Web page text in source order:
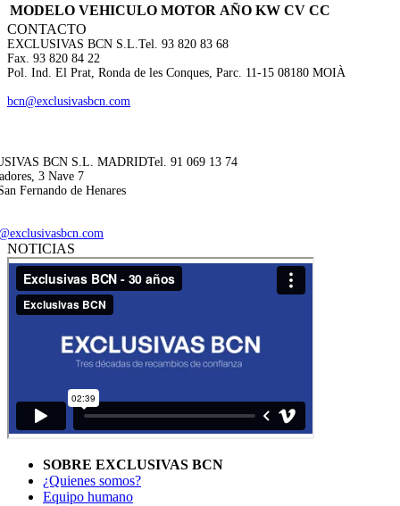
MODELO VEHICULO MOTOR AÑO KW CV CC
CONTACTO
EXCLUSIVAS BCN S.L. Tel. 93 820 83 68
Fax. 93 820 84 22
Pol. Ind. El Prat, Ronda de les Conques, Parc. 11-15 08180 MOIÀ
bcn@exclusivasbcn.com
BCN S.L. MADRIDTel. 91 069 13 74
3 Nave 7
Fernando de Henares
NOTICIAS
SOBRE EXCLUSIVAS BCN
¿Quienes somos?
Equipo humano